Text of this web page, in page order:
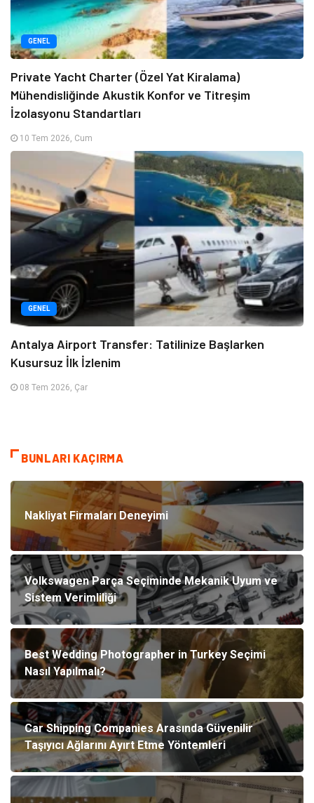
GENEL
Private Yacht Charter (Özel Yat Kiralama)
Mühendisliğinde Akustik Konfor ve Titreşim
İzolasyonu Standartları
10 Tem 2026, Cum
GENEL
Antalya Airport Transfer: Tatilinize Başlarken
Kusursuz İlk İzlenim
08 Tem 2026, Çar
BUNLARI KAÇIRMA
Nakliyat Firmaları Deneyimi
Volkswagen Parça Seçiminde Mekanik Uyum ve
Sistem Verimliliği
Best Wedding Photographer in Turkey Seçimi
Nasıl Yapılmalı?
Car Shipping Companies Arasında Güvenilir
Taşıyıcı Ağlarını Ayırt Etme Yöntemleri